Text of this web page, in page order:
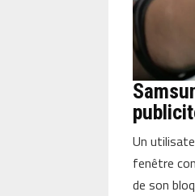
Un
fenêtre
de son